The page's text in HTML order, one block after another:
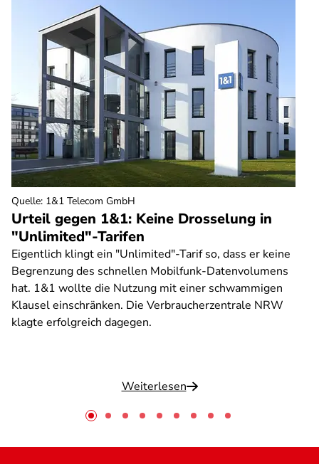
Urteil gegen 1&1: Keine Drosselung in
"Unlimited"-Tarifen
Eigentlich klingt ein "Unlimited"-Tarif so, dass er keine
Begrenzung des schnellen Mobilfunk-Datenvolumens
hat. 1&1 wollte die Nutzung mit einer schwammigen
Klausel einschränken. Die Verbraucherzentrale NRW
klagte erfolgreich dagegen.
Weiterlesen
Quelle: 1&1 Telecom GmbH